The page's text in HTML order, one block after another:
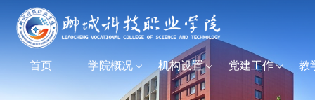
首页 学院概况 机构设置 党建工作 教